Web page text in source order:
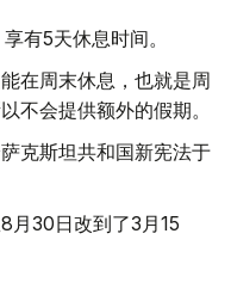
有5天休息时间。
在周末休息，也就是周
不会提供额外的假期。
克斯坦共和国新宪法于
月30日改到了3月15